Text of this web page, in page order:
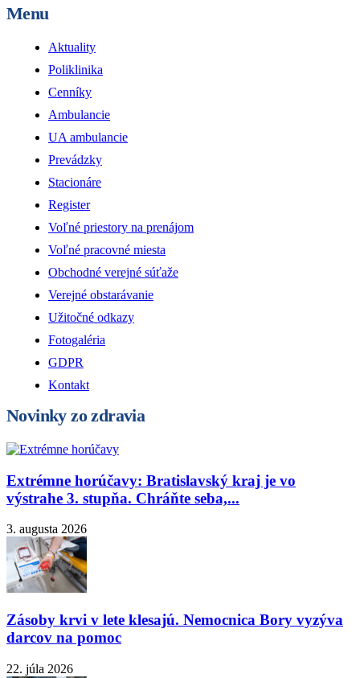
Menu
Aktuality
Poliklinika
Cenníky
Ambulancie
UA ambulancie
Prevádzky
Stacionáre
Register
Voľné priestory na prenájom
Voľné pracovné miesta
Obchodné verejné súťaže
Verejné obstarávanie
Užitočné odkazy
Fotogaléria
GDPR
Kontakt
Novinky zo zdravia
Extrémne horúčavy: Bratislavský kraj je vo
výstrahe 3. stupňa. Chráňte seba,...
3. augusta 2026
Zásoby krvi v lete klesajú. Nemocnica Bory vyzýva
darcov na pomoc
22. júla 2026